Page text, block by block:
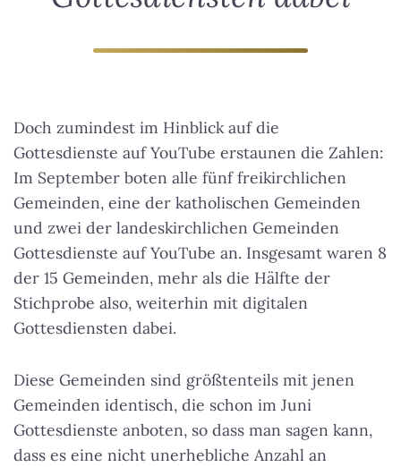
Doch zumindest im Hinblick auf die
Gottesdienste auf YouTube erstaunen die Zahlen:
Im September boten alle fünf freikirchlichen
Gemeinden, eine der katholischen Gemeinden
und zwei der landeskirchlichen Gemeinden
Gottesdienste auf YouTube an. Insgesamt waren 8
der 15 Gemeinden, mehr als die Hälfte der
Stichprobe also, weiterhin mit digitalen
Gottesdiensten dabei.
Diese Gemeinden sind größtenteils mit jenen
Gemeinden identisch, die schon im Juni
Gottesdienste anboten, so dass man sagen kann,
dass es eine nicht unerhebliche Anzahl an